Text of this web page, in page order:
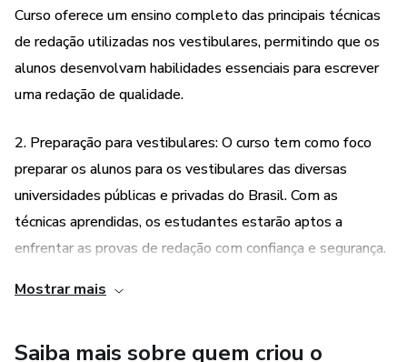
Curso oferece um ensino completo das principais técnicas
de redação utilizadas nos vestibulares, permitindo que os
alunos desenvolvam habilidades essenciais para escrever
uma redação de qualidade.
2. Preparação para vestibulares: O curso tem como foco
preparar os alunos para os vestibulares das diversas
universidades públicas e privadas do Brasil. Com as
técnicas aprendidas, os estudantes estarão aptos a
enfrentar as provas de redação com confiança e segurança.
3. Desenvolvimento de habilidades linguísticas: Além de
tem como objetivo desenvolver as habilidades linguísticas
Mostrar mais
Saiba mais sobre quem criou o